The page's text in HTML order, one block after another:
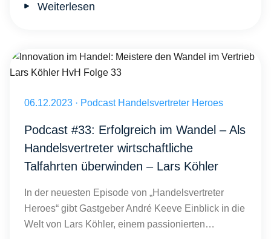
Weiterlesen
Veröffentlicht am 06.12.2023
06.12.2023 · Podcast Handelsvertreter Heroes
Podcast #33: Erfolgreich im Wandel – Als
Handelsvertreter wirtschaftliche
Talfahrten überwinden – Lars Köhler
In der neuesten Episode von „Handelsvertreter
Heroes“ gibt Gastgeber André Keeve Einblick in die
Welt von Lars Köhler, einem passionierten…